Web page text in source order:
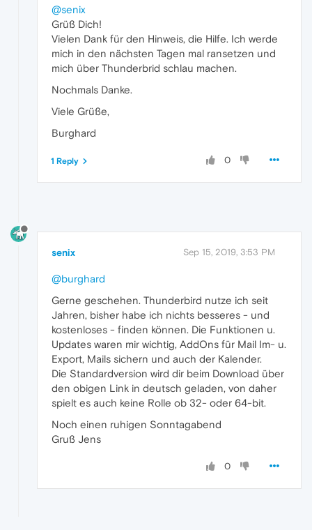
@senix
Grüß Dich!
Vielen Dank für den Hinweis, die Hilfe. Ich werde
mich in den nächsten Tagen mal ransetzen und
mich über Thunderbrid schlau machen.
Nochmals Danke.
Viele Grüße,
Burghard
0
1 Reply
senix Sep 15, 2019, 3:53 PM
@burghard
Gerne geschehen. Thunderbird nutze ich seit
Jahren, bisher habe ich nichts besseres - und
kostenloses - finden können. Die Funktionen u.
Updates waren mir wichtig, AddOns für Mail Im- u.
Export, Mails sichern und auch der Kalender.
Die Standardversion wird dir beim Download über
den obigen Link in deutsch geladen, von daher
spielt es auch keine Rolle ob 32- oder 64-bit.
Noch einen ruhigen Sonntagabend
Gruß Jens
0